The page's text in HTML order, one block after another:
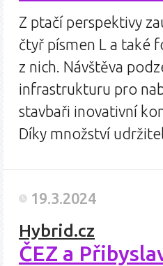
Z ptačí perspektivy
čtyř písmen L a také
z nich. Návštěva
infrastrukturu pro
stavbaři inovativní
Díky množství
19.3.2024
Hybrid.cz
ČEZ a